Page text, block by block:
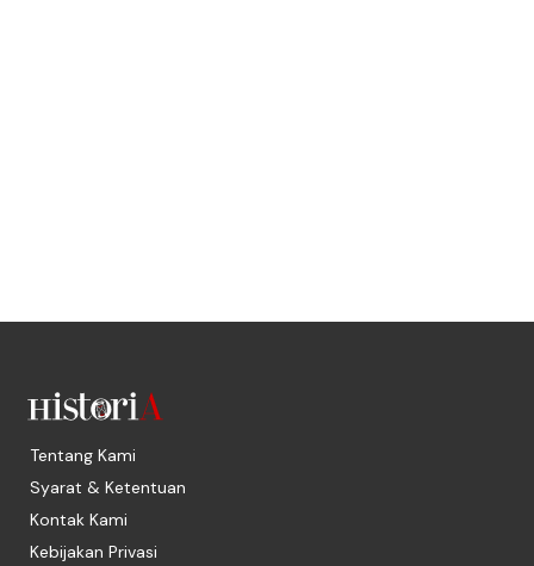
Tentang Kami
Syarat & Ketentuan
Kontak Kami
Kebijakan Privasi